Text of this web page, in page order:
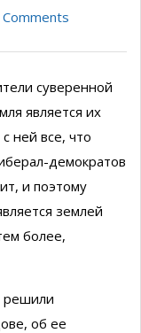
суверенной
является их
ней все, что
демократов
и поэтому
землей
более,
решили
об ее